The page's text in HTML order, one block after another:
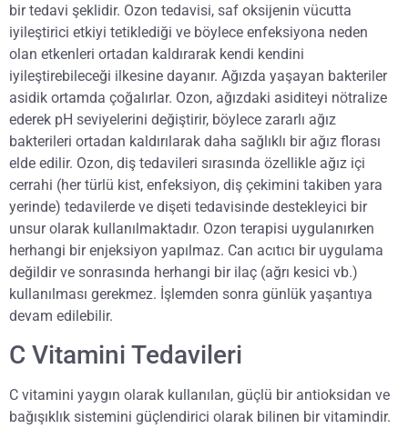
bir tedavi şeklidir. Ozon tedavisi, saf oksijenin vücutta
iyileştirici etkiyi tetiklediği ve böylece enfeksiyona neden
olan etkenleri ortadan kaldırarak kendi kendini
iyileştirebileceği ilkesine dayanır. Ağızda yaşayan bakteriler
asidik ortamda çoğalırlar. Ozon, ağızdaki asiditeyi nötralize
ederek pH seviyelerini değiştirir, böylece zararlı ağız
bakterileri ortadan kaldırılarak daha sağlıklı bir ağız florası
elde edilir. Ozon, diş tedavileri sırasında özellikle ağız içi
cerrahi (her türlü kist, enfeksiyon, diş çekimini takiben yara
yerinde) tedavilerde ve dişeti tedavisinde destekleyici bir
unsur olarak kullanılmaktadır. Ozon terapisi uygulanırken
herhangi bir enjeksiyon yapılmaz. Can acıtıcı bir uygulama
değildir ve sonrasında herhangi bir ilaç (ağrı kesici vb.)
kullanılması gerekmez. İşlemden sonra günlük yaşantıya
devam edilebilir.
C Vitamini Tedavileri
C vitamini yaygın olarak kullanılan, güçlü bir antioksidan ve
bağışıklık sistemini güçlendirici olarak bilinen bir vitamindir.